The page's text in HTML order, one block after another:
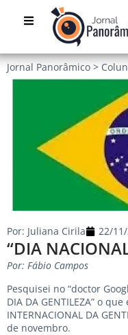
Jornal Panorâmico >
“DIA
Por: Juliana Cirila 22/
Por: Fábio Campos
Pesquisei no “doctor
DIA DA GENTILEZA” o
INTERNACIONAL DA
de novembro.